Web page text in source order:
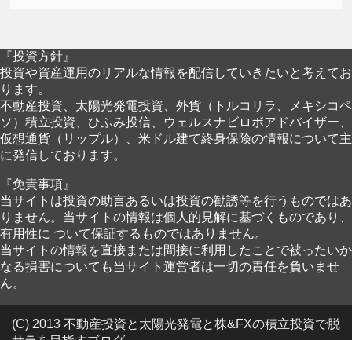
『投資方針』
投資や資産運用のリアルな情報を配信していきたいと考えてお
ります。
不動産投資、太陽光発電投資、外貨（トルコリラ、メキシコペ
ソ）積立投資、ひふみ投信、ウェルスナビロボアドバイザー、
仮想通貨（リップル）、米ドル建て終身保険の情報について主
に発信しております。
『免責事項』
当サイトは投資の助言あるいは投資の勧誘等を行うものではあ
りません。当サイトの情報は個人的見解に基づくものであり、
有用性に ついて保証するものではありません。
当サイトの情報を直接または間接に利用したことで被ったいか
なる損害についても当サイト運営者は一切の責任を負いませ
ん。
(C) 2013 不動産投資と太陽光発電と株&FXの積立投資で脱